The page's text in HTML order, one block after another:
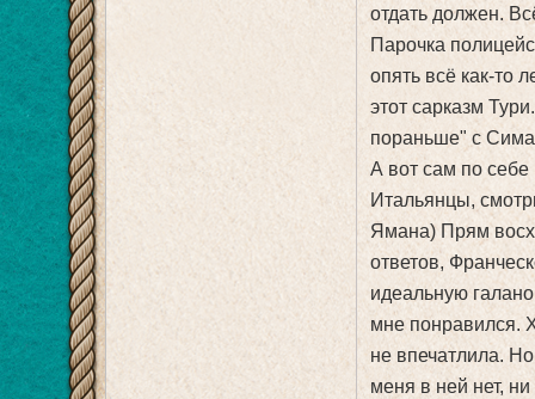
отдать должен.
Парочка
опять всё как-то
этот сарказм
пораньше" с
А вот сам по
Итальянцы,
Ямана) Прям
ответов,
идеальную
мне понравился.
не впечатлила.
меня в ней нет,